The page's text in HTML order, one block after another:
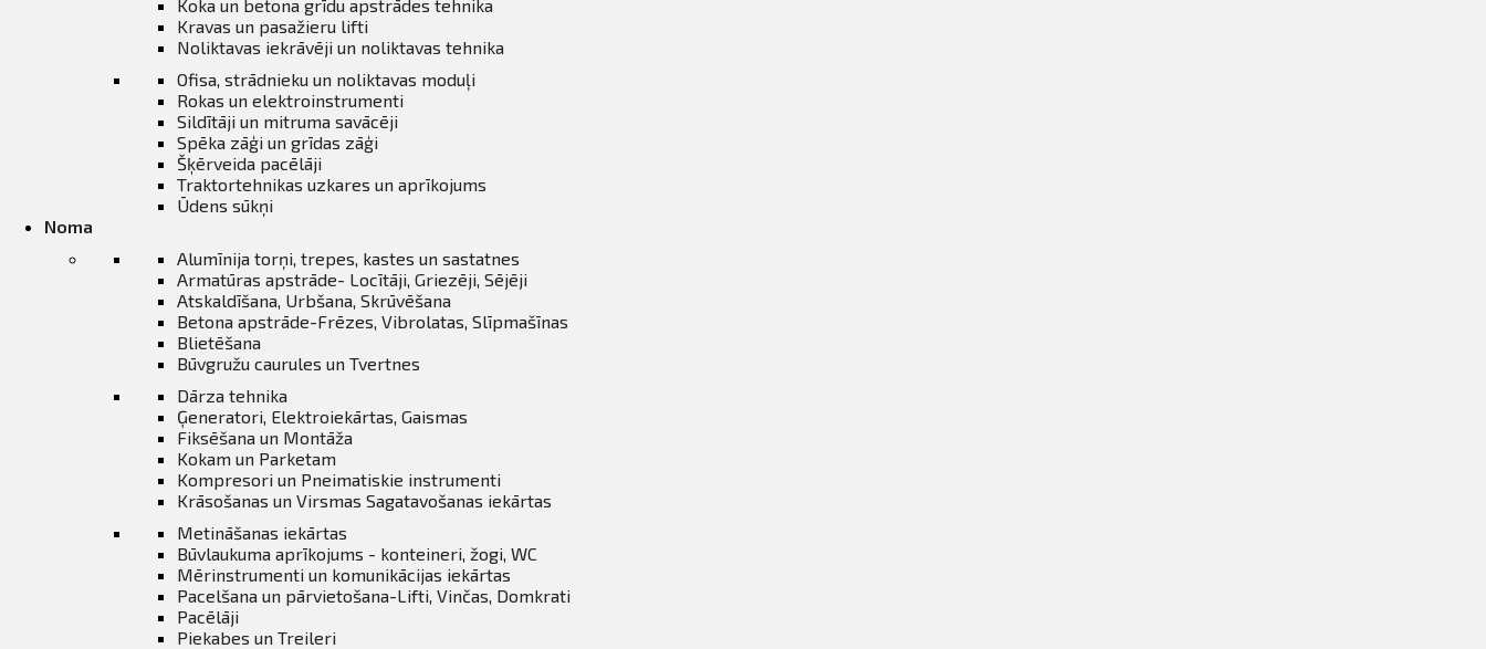
Koka un betona grīdu apstrādes tehnika
Kravas un pasažieru lifti
Noliktavas iekrāvēji un noliktavas tehnika
Ofisa, strādnieku un noliktavas moduļi
Rokas un elektroinstrumenti
Sildītāji un mitruma savācēji
Spēka zāģi un grīdas zāģi
Šķērveida pacēlāji
Traktortehnikas uzkares un aprīkojums
Ūdens sūkņi
Noma
Alumīnija torņi, trepes, kastes un sastatnes
Armatūras apstrāde- Locītāji, Griezēji, Sējēji
Atskaldīšana, Urbšana, Skrūvēšana
Betona apstrāde-Frēzes, Vibrolatas, Slīpmašīnas
Blietēšana
Būvgružu caurules un Tvertnes
Dārza tehnika
Ģeneratori, Elektroiekārtas, Gaismas
Fiksēšana un Montāža
Kokam un Parketam
Kompresori un Pneimatiskie instrumenti
Krāsošanas un Virsmas Sagatavošanas iekārtas
Metināšanas iekārtas
Būvlaukuma aprīkojums - konteineri, žogi, WC
Mērinstrumenti un komunikācijas iekārtas
Pacelšana un pārvietošana-Lifti, Vinčas, Domkrati
Pacēlāji
Piekabes un Treileri